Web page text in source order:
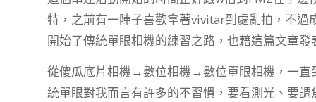
特，之前有一陣子喜歡拿著vivitar到處亂拍，不
開始了傳統單眼相機的練習之路，也藉這篇文章
從傻瓜底片相機→數位相機→數位單眼相機，一直
統單眼對我而言有許多的不習慣，要看測光、要